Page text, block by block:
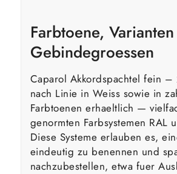
Farbtoene,
Gebindegroessen
Caparol Akkordspachtel fein –
nach Linie in Weiss sowie in
Farbtoenen erhaeltlich —
genormten Farbsystemen RAL
Diese Systeme erlauben es,
eindeutig zu benennen und
nachzubestellen, etwa fuer